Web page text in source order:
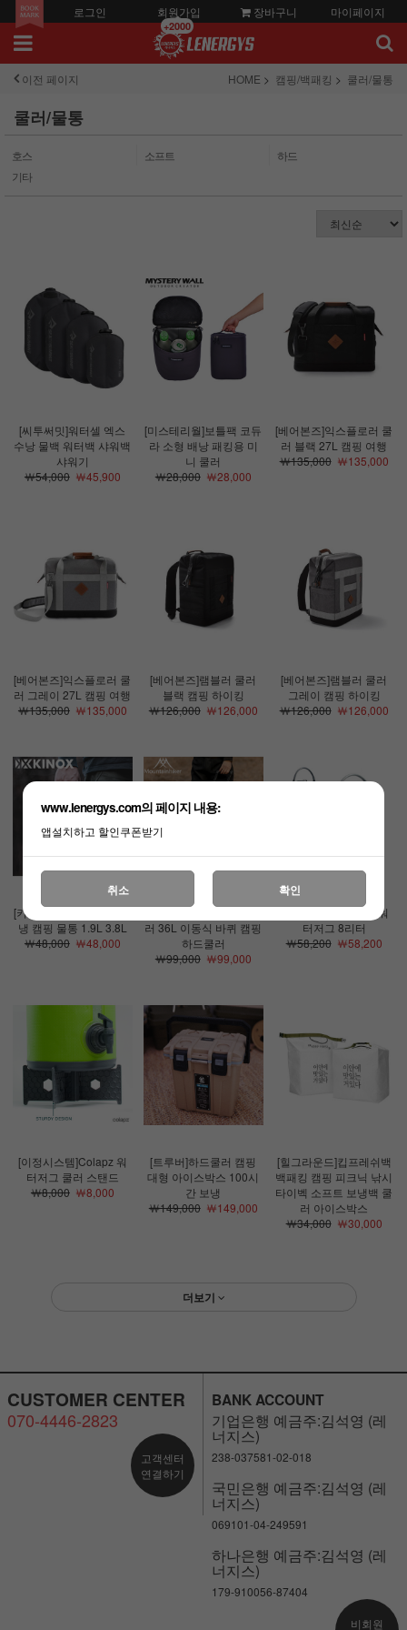
로그인 회원가입
+2000
장바구니 마이페이지
이전 페이지 HOME 캠핑/백패킹 쿨러/물통
쿨러/물통
호스 소프트
하드
기타
[씨투써밋]워터셀 엑스
수낭 물백 워터백 샤워백
샤워기
￦54,000￦45,900
[미스테리월]보틀팩 코듀
라 소형 배낭 패킹용 미
니 쿨러
￦28,000￦28,000
[베어본즈]익스플로러 쿨
러 블랙 27L 캠핑 여행
￦135,000￦135,000
[베어본즈]익스플로러 쿨
러 그레이 27L 캠핑 여행
￦135,000￦135,000
[베어본즈]램블러 쿨러
블랙 캠핑 하이킹
￦126,000￦126,000
[베어본즈]램블러 쿨러
그레이 캠핑 하이킹
￦126,000￦126,000
[키녹스]워터저그 보온보
냉 캠핑 물통 1.9L 3.8L
￦48,000￦48,000
[마운트하이커]캐리어 쿨
러 36L 이동식 바퀴 캠핑
하드쿨러
￦99,000￦99,000
[이정시스템]Colapz 워
터저그 8리터
￦58,200￦58,200
[이정시스템]Colapz 워
터저그 쿨러 스탠드
￦8,000￦8,000
[트루버]하드쿨러 캠핑
대형 아이스박스 100시
간 보냉
￦149,000￦149,000
[힐그라운드]킵프레쉬백
백패킹 캠핑 피크닉 낚시
타이벡 소프트 보냉백 쿨
러 아이스박스
￦34,000￦30,000
더보기
CUSTOMER CENTER
070-4446-2823
고객센터
연결하기
BANK ACCOUNT
기업은행 예금주:김석영 (레
너지스)
238-037581-02-018
국민은행 예금주:김석영 (레
너지스)
069101-04-249591
하나은행 예금주:김석영 (레
너지스)
179-910056-87404
비회원
www.lenergys.com의 페이지 내용:
앱설치하고 할인쿠폰받기
취소 확인